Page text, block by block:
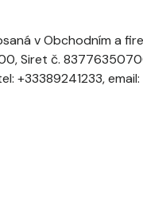
v Obchodním a
Siret č.
+33389241233, email: